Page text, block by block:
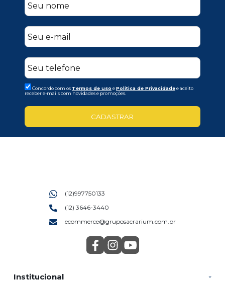
Concordo com os Termos de uso ePolitica de Privacidadee aceito
receber e-mails com novidades e promoções.
CADASTRAR
Institucional
(12)997750133
(12) 3646-3440
ecommerce@gruposacrarium.com.br